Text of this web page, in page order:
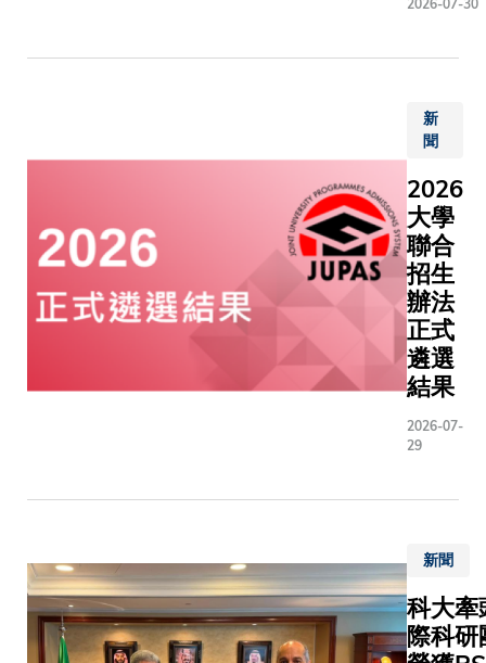
深入認
識和鑒
賞中國
傳統文
化藝術
的寶貴
機會，
並進一
步推動
大學在
漢字藝
的學術
流。蘇
士澍書
法展
《漢字
具將為
及指引
渡工作的
升「密碼
（
Agility）
標準演進
級加密系
為未來量
準備。作
具的唯一
專業知識
面的雄
雜的技術
可行的業
架，供金
（
Specialist
GSCo）
現了醫學
基礎模型
科模型在
診斷任務
效協作。
結果顯示
GSCo在
覺問答及
專科模型
優勝；同
該框架能
降低訓練
2026-07-30
新
聞
2026
大學
聯合
招生
辦法
正式
遴選
結果
2026-07-
29
新聞
科大牽
際科研